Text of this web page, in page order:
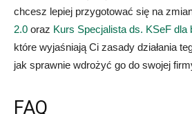
chcesz lepiej przygotować się na
2.0 oraz Kurs Specjalista ds. KSeF dla
które wyjaśniają Ci zasady działania
jak sprawnie wdrożyć go do swojej
FAQ